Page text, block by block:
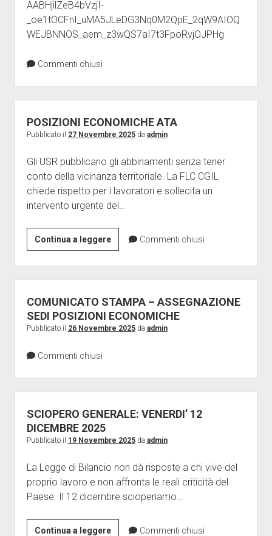
FRACASSI
AABHjilZeB4bVzjI-
_oe1tOCFnI_uMA5JLeDG3Nq0M2QpE_2qW9AIOQ
WEJBNNOS_aem_z3wQS7aI7t3FpoRvjOJPHg
Commenti chiusi
POSIZIONI ECONOMICHE ATA
Pubblicato il 27 Novembre 2025da admin
Gli USR pubblicano gli abbinamenti senza tener
conto della vicinanza territoriale. La FLC CGIL
chiede rispetto per i lavoratori e sollecita un
intervento urgente del…
Continua a leggerePOSIZIONI
ECONOMICHE
ATA
Commenti chiusi
COMUNICATO STAMPA – ASSEGNAZIONE
SEDI POSIZIONI ECONOMICHE
Pubblicato il 26 Novembre 2025da admin
Commenti chiusi
SCIOPERO GENERALE: VENERDI’ 12
DICEMBRE 2025
Pubblicato il 19 Novembre 2025da admin
La Legge di Bilancio non dà risposte a chi vive del
proprio lavoro e non affronta le reali criticità del
Paese. Il 12 dicembre scioperiamo…
Continua a leggereSCIOPEROCommenti chiusi